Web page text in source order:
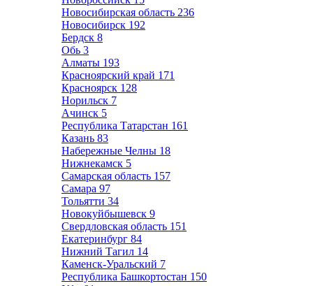
Новосибирская область 236
Новосибирск 192
Бердск 8
Обь 3
Алматы 193
Красноярский край 171
Красноярск 128
Норильск 7
Ачинск 5
Республика Татарстан 161
Казань 83
Набережные Челны 18
Нижнекамск 5
Самарская область 157
Самара 97
Тольятти 34
Новокуйбышевск 9
Свердловская область 151
Екатеринбург 84
Нижний Тагил 14
Каменск-Уральский 7
Республика Башкортостан 150